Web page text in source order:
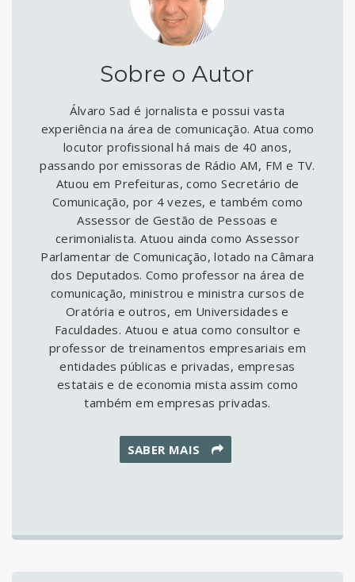
Sobre o Autor
Álvaro Sad é jornalista e possui vasta
experiência na área de comunicação. Atua como
locutor profissional há mais de 40 anos,
passando por emissoras de Rádio AM, FM e TV.
Atuou em Prefeituras, como Secretário de
Comunicação, por 4 vezes, e também como
Assessor de Gestão de Pessoas e
cerimonialista. Atuou ainda como Assessor
Parlamentar de Comunicação, lotado na Câmara
dos Deputados. Como professor na área de
comunicação, ministrou e ministra cursos de
Oratória e outros, em Universidades e
Faculdades. Atuou e atua como consultor e
professor de treinamentos empresariais em
entidades públicas e privadas, empresas
estatais e de economia mista assim como
também em empresas privadas.
SABER MAIS